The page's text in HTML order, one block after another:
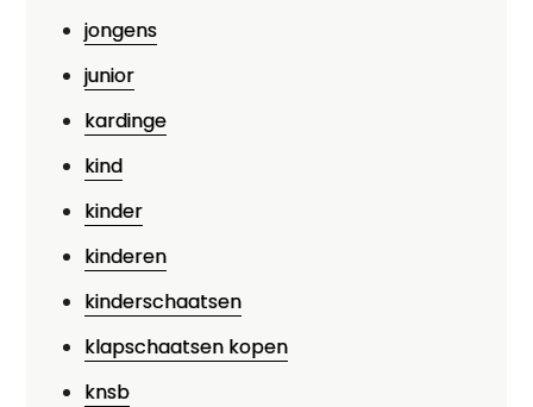
jongens
junior
kardinge
kind
kinder
kinderen
kinderschaatsen
klapschaatsen kopen
knsb